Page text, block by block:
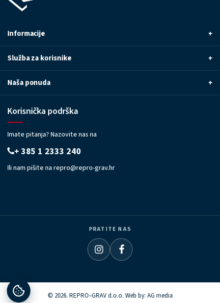
Informacije +
Služba za korisnike +
Naša ponuda +
Korisnička podrška
Imate pitanja? Nazovite nas na
+ 385 1 2333 240
Ili nam pišite na repro@repro-grav.hr
PRATITE NAS
© 2026. REPRO–GRAV d.o.o. Web by: AG media